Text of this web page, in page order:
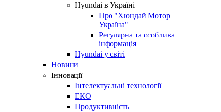
Hyundai в Україні
Про "Хюндай Мотор
Україна"
Регулярна та особлива
інформація
Hyundai у світі
Новини
Інновації
Інтелектуальні технології
ЕКО
Продуктивність